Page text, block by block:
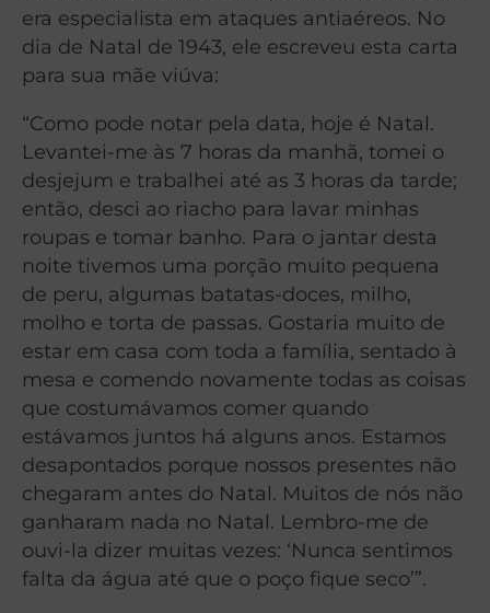
era especialista em ataques antiaéreos. No
dia de Natal de 1943, ele escreveu esta carta
para sua mãe viúva:
“Como pode notar pela data, hoje é Natal.
Levantei-me às 7 horas da manhã, tomei o
desjejum e trabalhei até as 3 horas da tarde;
então, desci ao riacho para lavar minhas
roupas e tomar banho. Para o jantar desta
noite tivemos uma porção muito pequena
de peru, algumas batatas-doces, milho,
molho e torta de passas. Gostaria muito de
estar em casa com toda a família, sentado à
mesa e comendo novamente todas as coisas
que costumávamos comer quando
estávamos juntos há alguns anos. Estamos
desapontados porque nossos presentes não
chegaram antes do Natal. Muitos de nós não
ganharam nada no Natal. Lembro-me de
ouvi-la dizer muitas vezes: ‘Nunca sentimos
falta da água até que o poço fique seco’”.